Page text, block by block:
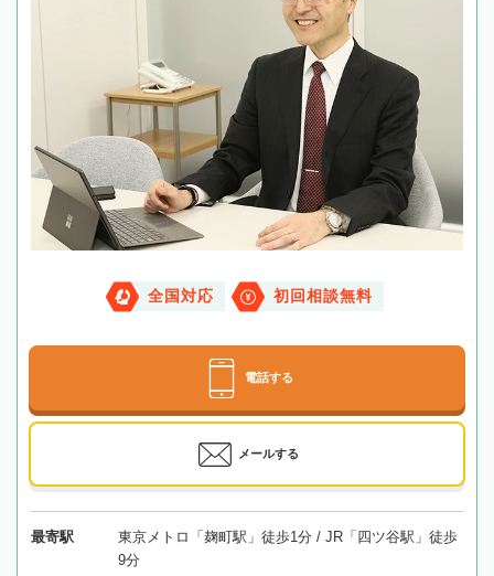
全国対応 初回相談無料
電話する
メールする
最寄駅
東京メトロ「麹町駅」徒歩1分 / JR「四ツ谷駅」徒歩
9分